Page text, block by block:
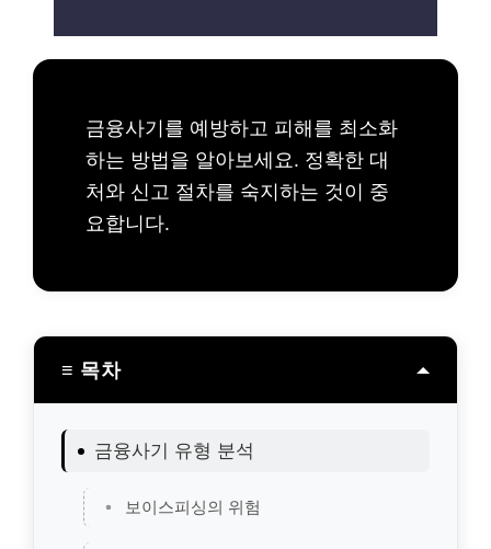
금융사기를 예방하고 피해를 최소화
하는 방법을 알아보세요. 정확한 대
처와 신고 절차를 숙지하는 것이 중
요합니다.
≡ 목차
금융사기 유형 분석
보이스피싱의 위험